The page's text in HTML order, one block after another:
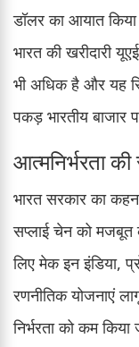
डॉलर का आयात
भारत की खरीदारी
भी अधिक है और यह
पकड़ भारतीय बाजार
आत्मनिर्भरता
भारत सरकार का
सप्लाई चेन को
लिए मेक इन इंडिया,
रणनीतिक योजनाएं
निर्भरता को कम